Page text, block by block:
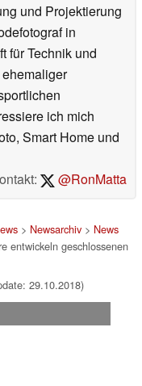
und Projektierung
in
für Technik und
ich mich
Smart Home und
@RonMatta
> Newsarchiv> News
entwickeln geschlossenen
29.10.2018)